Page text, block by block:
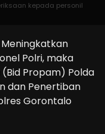
kepada personil
Meningkatkan
Polri, maka
Propam) Polda
dan Penertiban
Gorontalo